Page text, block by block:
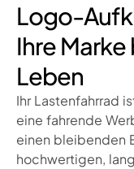
Logo-
Ihre Marke
Leben
Ihr Lastenfahrrad
eine fahrende
einen bleibenden
hochwertigen,